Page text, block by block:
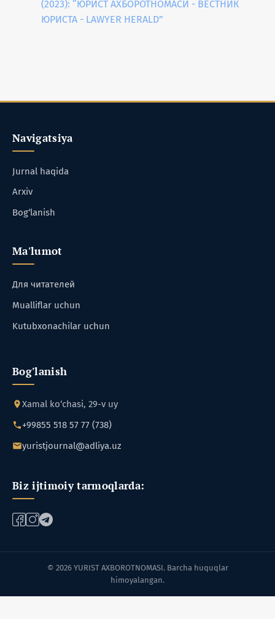
(2023): “ЮРИСТ АХБОРОТНОМАСИ - ВЕСТНИК
ЮРИСТА - LAWYER HERALD”
Navigatsiya
Jurnal haqida
Arxiv
Bog‘lanish
Ma'lumot
Для читателей
Mualliflar uchun
Kutubxonachilar uchun
Bog'lanish
Xamal ko‘chasi, 29-v uy
+99855 518 57 77 (738)
yuristjournal@adliya.uz
Biz ijtimoiy tarmoqlarda:
© 2026 YURIST AXBOROTNOMASI. Barcha huquqlar
himoyalangan.